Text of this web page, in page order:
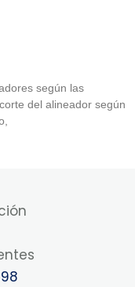
según las
del alineador según